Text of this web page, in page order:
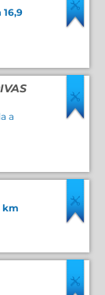
16,9
a
km